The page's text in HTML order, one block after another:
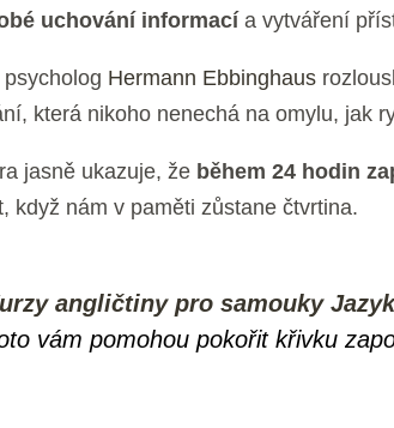
uchování informací a vytváření
Hermann Ebbinghaus
která nikoho nenechá na omylu, jak
jasně ukazuje, že během 24 hodin
když nám v paměti zůstane čtvrtina.
angličtiny pro samouky
vám pomohou pokořit křivku